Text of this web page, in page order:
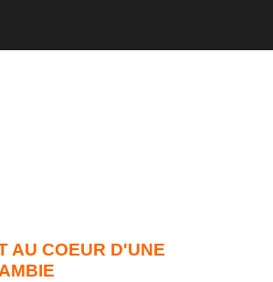
AU COEUR D'UNE